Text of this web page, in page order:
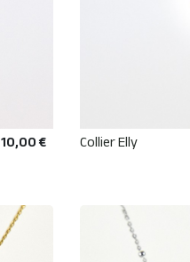
10,00 € Collier Elly